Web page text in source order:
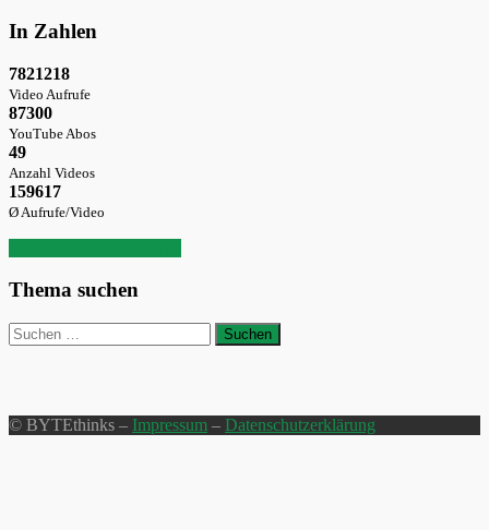
In Zahlen
7821218
Video Aufrufe
87300
YouTube Abos
49
Anzahl Videos
159617
Ø Aufrufe/Video
Thema suchen
Suchen
nach:
© BYTEthinks – Impressum – Datenschutzerklärung